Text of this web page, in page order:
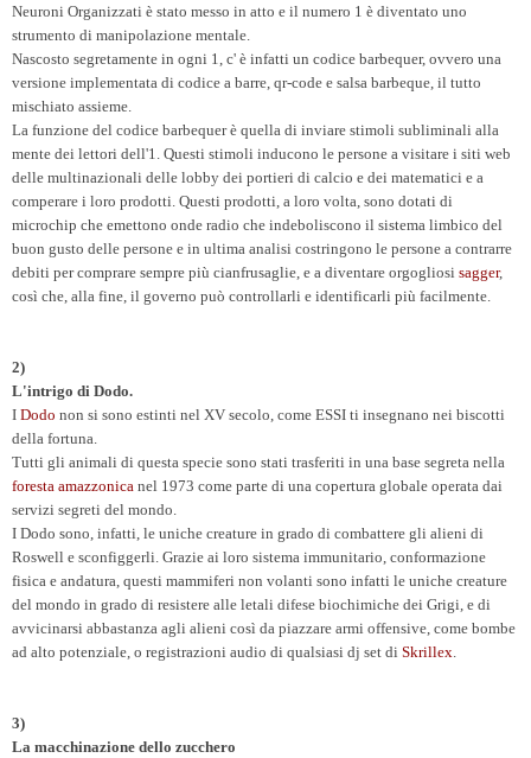
Neuroni Organizzati è stato messo in atto e il numero 1 è diventato uno
strumento di manipolazione mentale.
Nascosto segretamente in ogni 1, c' è infatti un codice barbequer, ovvero una
versione implementata di codice a barre, qr-code e salsa barbeque, il tutto
mischiato assieme.
La funzione del codice barbequer è quella di inviare stimoli subliminali alla
mente dei lettori dell'1. Questi stimoli inducono le persone a visitare i siti web
delle multinazionali delle lobby dei portieri di calcio e dei matematici e a
comperare i loro prodotti. Questi prodotti, a loro volta, sono dotati di
microchip che emettono onde radio che indeboliscono il sistema limbico del
buon gusto delle persone e in ultima analisi costringono le persone a contrarre
debiti per comprare sempre più cianfrusaglie, e a diventare orgogliosi sagger,
così che, alla fine, il governo può controllarli e identificarli più facilmente.
2)
L'intrigo di Dodo.
I Dodo non si sono estinti nel XV secolo, come ESSI ti insegnano nei biscotti
della fortuna.
Tutti gli animali di questa specie sono stati trasferiti in una base segreta nella
foresta amazzonica nel 1973 come parte di una copertura globale operata dai
servizi segreti del mondo.
I Dodo sono, infatti, le uniche creature in grado di combattere gli alieni di
Roswell e sconfiggerli. Grazie ai loro sistema immunitario, conformazione
fisica e andatura, questi mammiferi non volanti sono infatti le uniche creature
del mondo in grado di resistere alle letali difese biochimiche dei Grigi, e di
avvicinarsi abbastanza agli alieni così da piazzare armi offensive, come bombe
ad alto potenziale, o registrazioni audio di qualsiasi dj set di Skrillex.
3)
La macchinazione dello zucchero